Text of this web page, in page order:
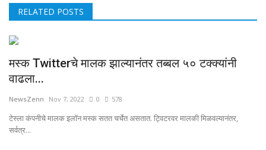
RELATED POSTS
मस्क Twitterचे मालक झाल्यानंतर तब्बल ५० टक्क्यांनी
वाढला...
NewsZenn Nov 7, 2022 0 578
टेस्ला कंपनीचे मालक इलॉन मस्क सतत चर्चेत असतात. ट्विटरवर मालकी मिळवल्यानंतर,
सर्वत्र...